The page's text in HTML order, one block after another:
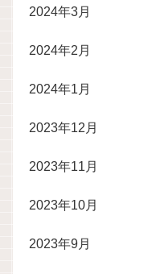
2024年3月
2024年2月
2024年1月
2023年12月
2023年11月
2023年10月
2023年9月